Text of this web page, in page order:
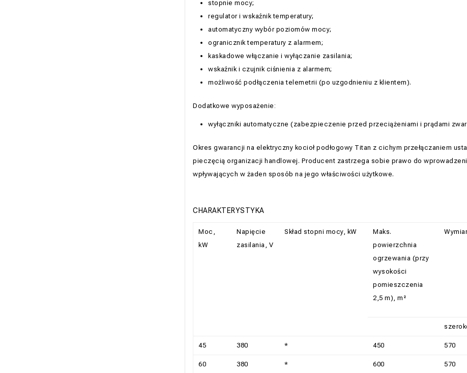
stopnie mocy;
regulator i wskaźnik temperatury;
automatyczny wybór poziomów mocy;
ogranicznik temperatury z alarmem;
kaskadowe włączanie i wyłączanie zasilania;
wskaźnik i czujnik ciśnienia z alarmem;
możliwość podłączenia telemetrii (po uzgodnieniu z klientem).
Dodatkowe wyposażenie:
wyłączniki automatyczne (zabezpieczenie przed przeciążeniami i prądami
Okres gwarancji na elektryczny kocioł podłogowy Titan z cichym przełączaniem
pieczęcią organizacji handlowej. Producent zastrzega sobie prawo do
wpływających w żaden sposób na jego właściwości użytkowe.
CHARAKTERYSTYKA
Moc,
kW
Napięcie
zasilania, V
Skład stopni mocy, kW
Maks.
powierzchnia
ogrzewania (przy
wysokości
pomieszczenia
2,5 m), m²
45 380 * 450 570
60 380 * 600 570